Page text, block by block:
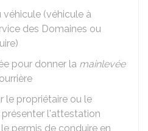
véhicule (véhicule à
des Domaines ou
pour donner la mainlevée
le propriétaire ou le
l'attestation
permis de conduire en